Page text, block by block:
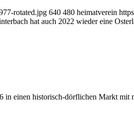
rotated.jpg 640 480 heimatverein
hat auch 2022 wieder eine
einen historisch-dörflichen Markt